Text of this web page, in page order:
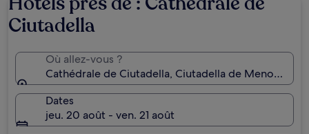
Ciutadella
Où allez-vous ?
Cathédrale de Ciutadella, Ciutadella de Menorca,
Dates
jeu. 20 août - ven. 21 août